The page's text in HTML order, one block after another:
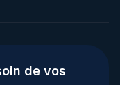
de vos